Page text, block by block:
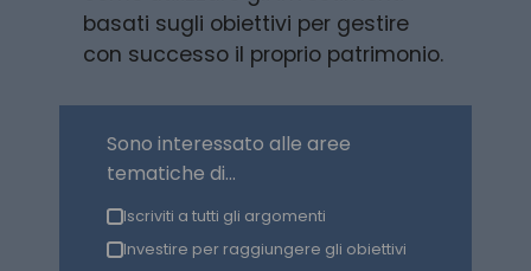
basati sugli obiettivi per gestire
con successo il proprio patrimonio.
Sono interessato alle aree
tematiche di...
Iscriviti a tutti gli argomenti
Investire per raggiungere gli obiettivi